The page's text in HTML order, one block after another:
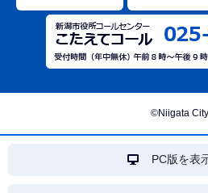
©Niigata
PC版を表